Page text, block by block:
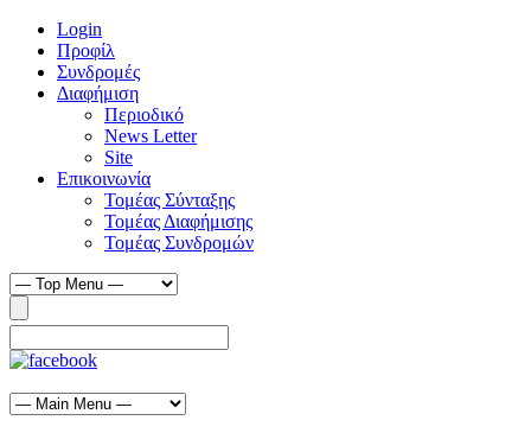
Login
Προφίλ
Συνδρομές
Διαφήμιση
Περιοδικό
News Letter
Site
Επικοινωνία
Τομέας Σύνταξης
Τομέας Διαφήμισης
Τομέας Συνδρομών